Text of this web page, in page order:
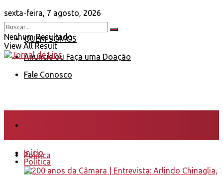
sexta-feira, 7 agosto, 2026
QUEM SOMOS
Anuncie ou Faça uma Doação
Fale Conosco
Nenhum Resultado
View All Result
Política
Início
Política